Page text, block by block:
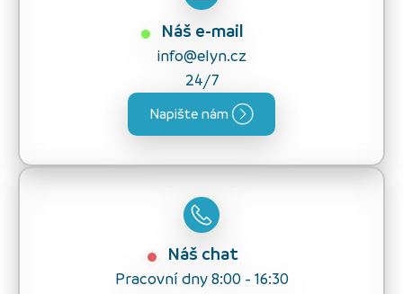
Náš e-mail
info@elyn.cz
24/7
Napište nám
Náš chat
Pracovní dny 8:00 - 16:30